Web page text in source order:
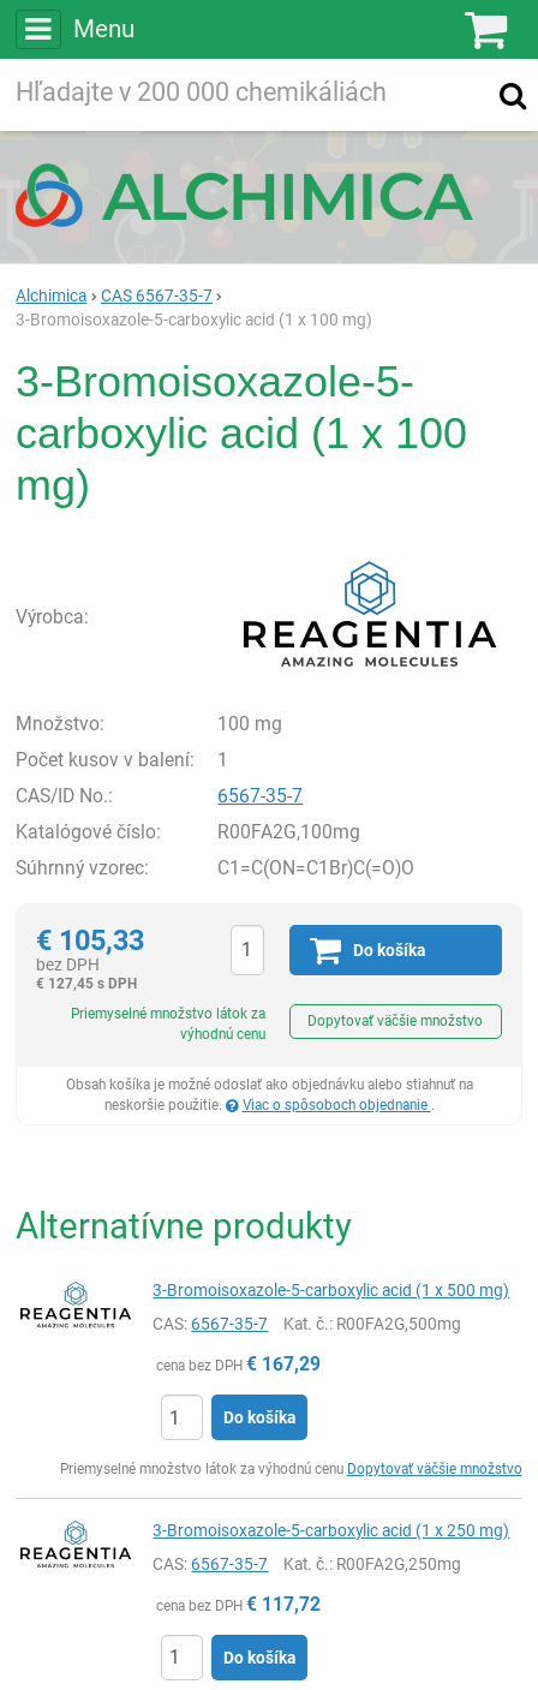
Menu
Vyhľadávanie
Alchimica
CAS 6567-35-7
3-Bromoisoxazole-5-carboxylic acid (1 x 100 mg)
3-Bromoisoxazole-5-
carboxylic acid (1 x 100
mg)
Výrobca:
Množstvo:
100 mg
Počet kusov v balení:
1
CAS/ID No.:
6567-35-7
Katalógové číslo:
R00FA2G,100mg
Súhrnný vzorec:
C1=C(ON=C1Br)C(=O)O
€ 105,33
bez DPH
€ 127,45 s DPH
Do košíka
Priemyselné množstvo látok za
výhodnú cenu
Dopytovať väčšie množstvo
Obsah košíka je možné odoslať ako objednávku alebo stiahnuť na
neskoršie použitie.
Viac o spôsoboch objednanie .
Alternatívne produkty
3-Bromoisoxazole-5-carboxylic acid (1 x 500 mg)
CAS:6567-35-7 Kat. č.: R00FA2G,500mg
cena bez DPH € 167,29
Do košíka
Priemyselné množstvo látok za výhodnú cenu Dopytovať väčšie množstvo
3-Bromoisoxazole-5-carboxylic acid (1 x 250 mg)
CAS:6567-35-7 Kat. č.: R00FA2G,250mg
cena bez DPH € 117,72
Do košíka